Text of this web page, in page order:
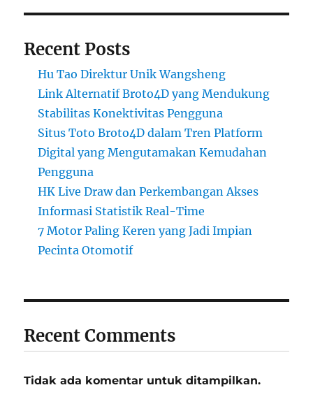
Recent Posts
Hu Tao Direktur Unik Wangsheng
Link Alternatif Broto4D yang Mendukung
Stabilitas Konektivitas Pengguna
Situs Toto Broto4D dalam Tren Platform
Digital yang Mengutamakan Kemudahan
Pengguna
HK Live Draw dan Perkembangan Akses
Informasi Statistik Real-Time
7 Motor Paling Keren yang Jadi Impian
Pecinta Otomotif
Recent Comments
Tidak ada komentar untuk ditampilkan.